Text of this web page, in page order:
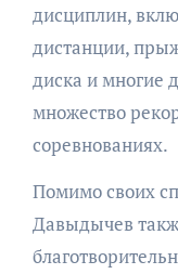
дисциплин,
дистанции,
диска и многие
множество
соревнованиях.
Помимо своих
Давыдычев